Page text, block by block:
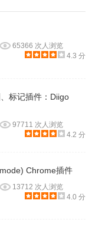
65366 次人浏览
4.3 分
标记插件：Diigo
97711 次人浏览
4.2 分
Chrome插件
13712 次人浏览
4.0 分